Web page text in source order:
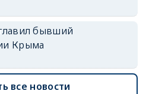
бывший
Крыма
все новости